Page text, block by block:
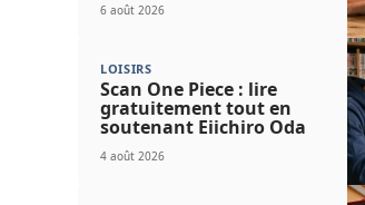
6 août 2026
LOISIRS
Scan One Piece : lire
gratuitement tout en
soutenant Eiichiro Oda
4 août 2026